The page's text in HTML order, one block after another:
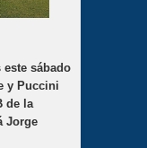
sábado
y Puccini
de la
Jorge